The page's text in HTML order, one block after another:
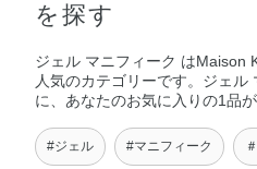
を探す
ジェル マニフィーク はMaison
人気のカテゴリーです。ジェル
に、あなたのお気に入りの1品
#ジェル #マニフィーク